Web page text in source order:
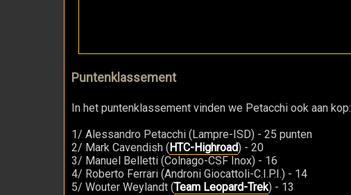
Puntenklassement
In het puntenklassement vinden we Petacchi ook aan kop:
1/ Alessandro Petacchi (Lampre-ISD) - 25 punten
2/ Mark Cavendish ( HTC-Highroad) - 20
3/ Manuel Belletti (Colnago-CSF Inox) - 16
4/ Roberto Ferrari (Androni Giocattoli-C.I.P.I.) - 14
5/ Wouter Weylandt (Team Leopard-Trek) - 13